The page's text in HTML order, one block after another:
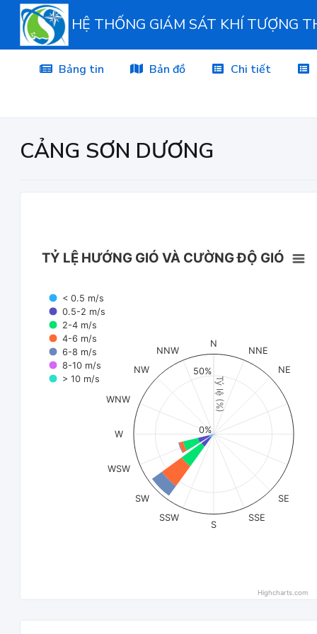
HỆ THỐNG GIÁM SÁT KHÍ TƯỢNG
Bảng tin Bản đồ Chi tiết
CẢNG SƠN DƯƠNG
Tỷ lệ (%)
TỶ LỆ HƯỚNG GIÓ VÀ CƯỜNG ĐỘ GIÓ
< 0.5 m/s
0.5-2 m/s
2-4 m/s
4-6 m/s
6-8 m/s
8-10 m/s
> 10 m/s
N
NNE
NE
SE
SSE
S
SSW
SW
WSW
W
WNW
NW
NNW
0%
50%
Highcharts.com